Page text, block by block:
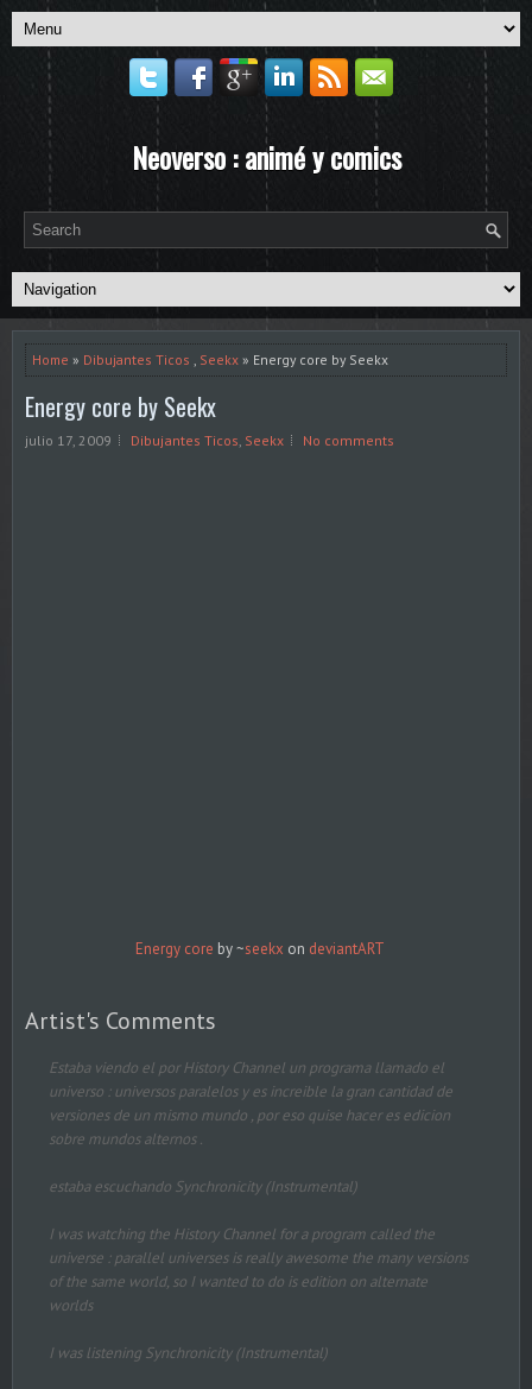
Neoverso : animé y comics
Home » Dibujantes Ticos , Seekx » Energy core by Seekx
Energy core by Seekx
julio 17, 2009 Dibujantes Ticos, Seekx No comments
Energy core by ~seekx on deviantART
Artist's Comments
Estaba viendo el por History Channel un programa llamado el
universo : universos paralelos y es increible la gran cantidad de
versiones de un mismo mundo , por eso quise hacer es edicion
sobre mundos alternos .
estaba escuchando Synchronicity (Instrumental)
I was watching the History Channel for a program called the
universe : parallel universes is really awesome the many versions
of the same world, so I wanted to do is edition on alternate
worlds
I was listening Synchronicity (Instrumental)